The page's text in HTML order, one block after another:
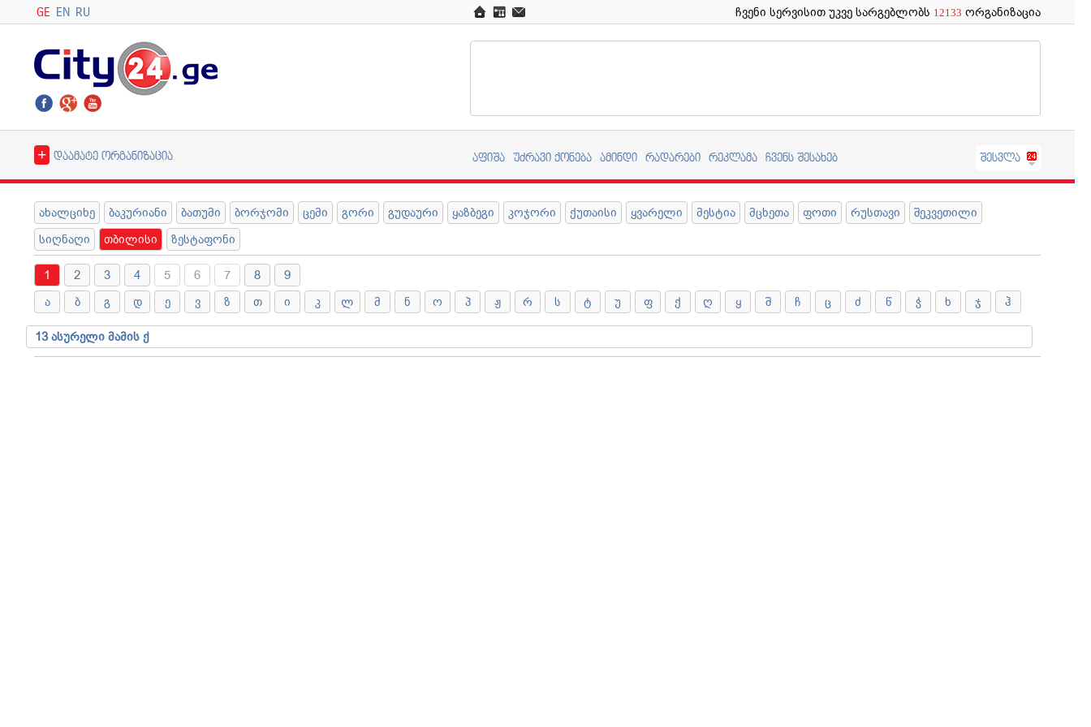
GE EN RU ჩვენი სერვისით უკვე სარგებლობს 12133 ორგანიზაცია
+ დაამატე ორგანიზაცია აფიშა უძრავი ქონება ამინდი რადარები რეკლამა ჩვენს შესახებ შესვლა
ახალციხე ბაკურიანი ბათუმი ბორჯომი ცემი გორი გუდაური ყაზბეგი კოჯორი ქუთაისი ყვარელი მესტია მცხეთა ფოთი რუსთავი შეკვეთილი
სიღნაღი თბილისი ზესტაფონი
1 2 3 4 5 6 7 8 9
ა ბ გ დ ე ვ ზ თ ი კ ლ მ ნ ო პ ჟ რ ს ტ უ ფ ქ ღ ყ შ ჩ ც ძ წ ჭ ხ ჯ ჰ
13 ასურელი მამის ქ